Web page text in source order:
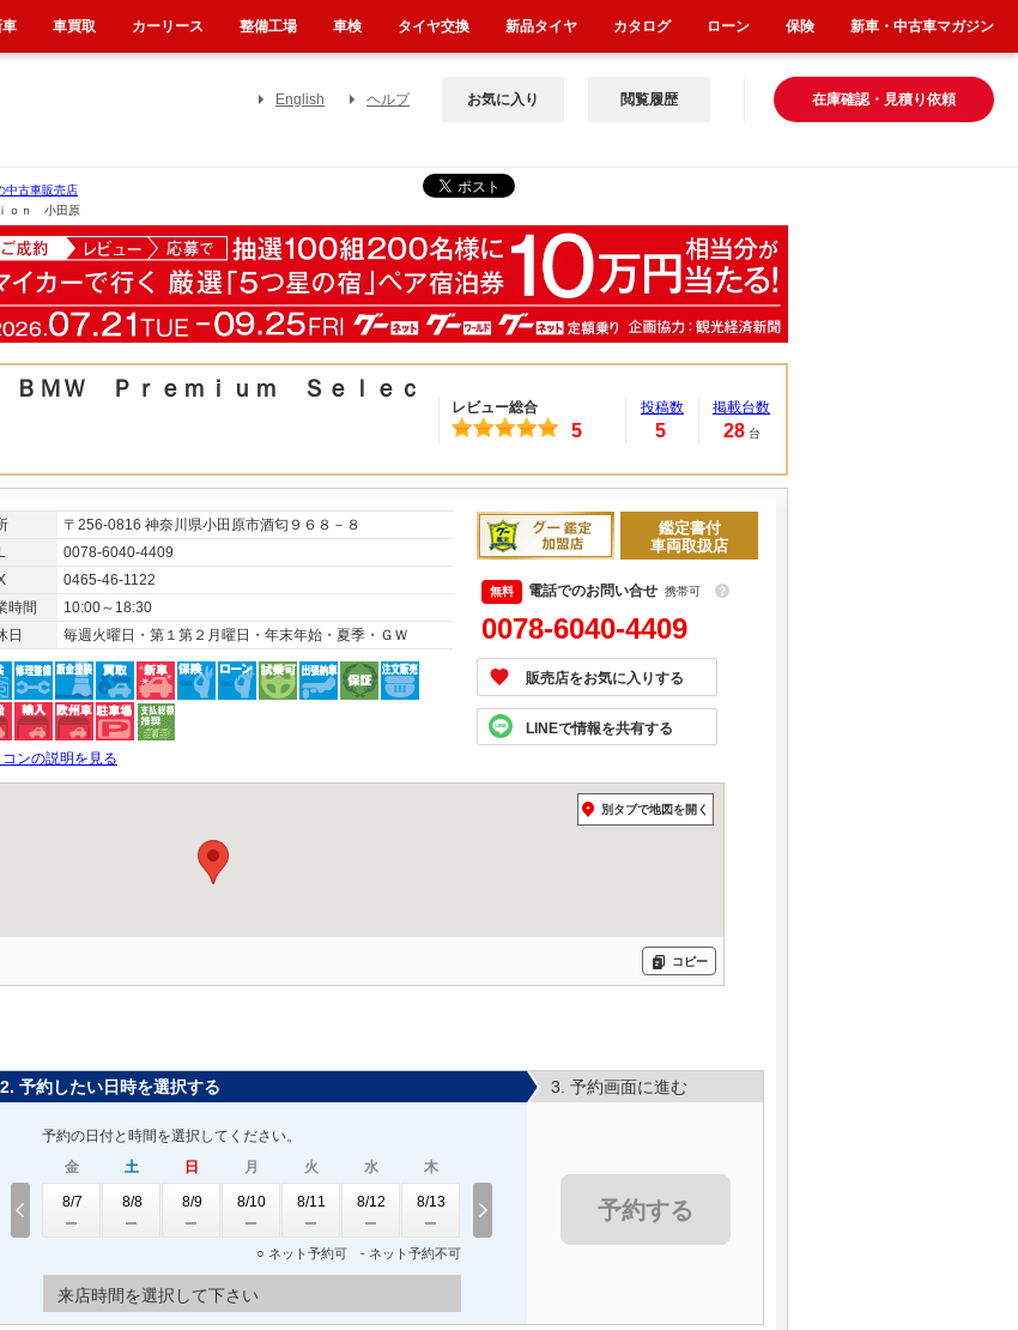
English ヘルプ 在庫確認・見積り依頼
お気に入り 閲覧履歴
中古車販売店
ｏｎ 小田原
ＢＭＷ Ｐｒｅｍｉｕｍ Ｓｅｌｅｃ
レビュー総合
5
投稿数
5
掲載台数
28 台
〒256-0816 神奈川県小田原市酒匂９６８－８
0078-6040-4409
0465-46-1122
時間
10:00～18:30
日
毎週火曜日・第１第２月曜日・年末年始・夏季・ＧＷ
コンの説明を見る
鑑定書付
車両取扱店
電話でのお問い合せ 携帯可 ？
0078-6040-4409
販売店をお気に入りする
LINEで情報を共有する
別タブで地図を開く
コピー
2. 予約したい日時を選択する
予約の日付と時間を選択してください。
金
8/7
土
8/8
日
8/9
月
8/10
火
8/11
水
8/12
木
8/13
○ ネット予約可 - ネット予約不可
来店時間を選択して下さい
3. 予約画面に進む
予約する
車買取 カーリース 整備工場 車検 タイヤ交換 新品タイヤ カタログ ローン 保険 新車・中古車マガジン